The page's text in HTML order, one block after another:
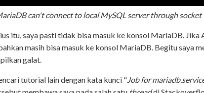
can't connect to local MySQL server through socket
itu, saya pasti tidak bisa masuk ke konsol MariaDB. Jika
masih bisa masuk ke konsol MariaDB. Begitu saya
galat.
tutorial lain dengan kata kunci "Job for